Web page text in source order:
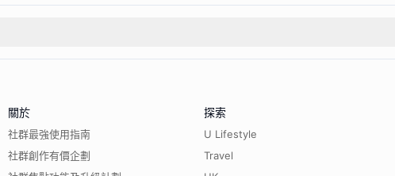
關於
社群最強使用指南
社群創作有價企劃
探索
U Lifestyle
Travel